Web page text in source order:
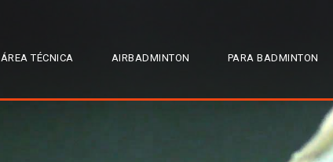
ÁREA TÉCNICA AIRBADMINTON PARA BADMINTON